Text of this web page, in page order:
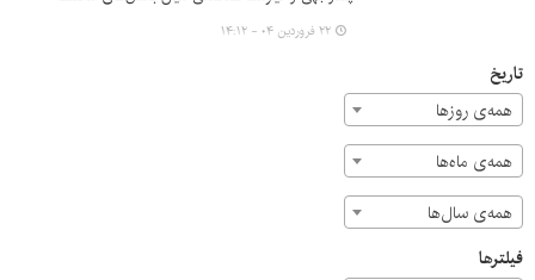
اقتصادی، اجتماعی و فرهنگی‌ست. این رویدادها نه‌تنها
به‌عنوان ابزاری برای برندسازی و جذب گردشگر شناخته
سرمایه‌گذاری و احیای اقتصادی تبدیل شوند.
۲۲ فروردین ۰۴ - ۱۴:۱۲
تاریخ
همه‌ی روزها
همه‌ی ماه‌ها
همه‌ی سال‌ها
فیلترها